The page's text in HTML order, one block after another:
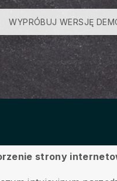
WYPRÓBUJ WERSJĘ
strony